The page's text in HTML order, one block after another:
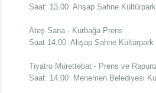
Saat: 13.00 Ahşap Sahne Kültürpark
Ateş Sana - Kurbağa Prens
Saat 14.00 Ahşap Sahne Kültürpark
Tiyatro Mürettebat - Prens ve
Saat: 14.00 Menemen Belediyesi